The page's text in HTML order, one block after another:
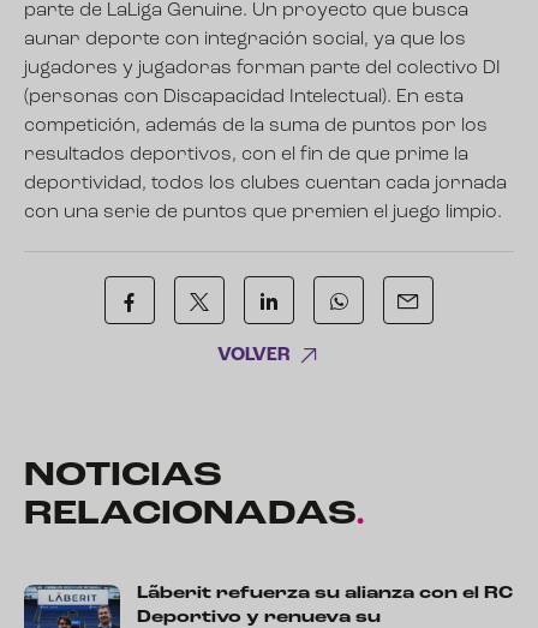
parte de LaLiga Genuine. Un proyecto que busca
aunar deporte con integración social, ya que los
jugadores y jugadoras forman parte del colectivo DI
(personas con Discapacidad Intelectual). En esta
competición, además de la suma de puntos por los
resultados deportivos, con el fin de que prime la
deportividad, todos los clubes cuentan cada jornada
con una serie de puntos que premien el juego limpio.
VOLVER
NOTICIAS
RELACIONADAS.
Lãberit refuerza su alianza con el RC
Deportivo y renueva su